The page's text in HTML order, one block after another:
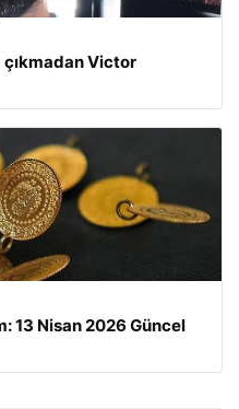
Victor
13 Nisan 2026 Güncel